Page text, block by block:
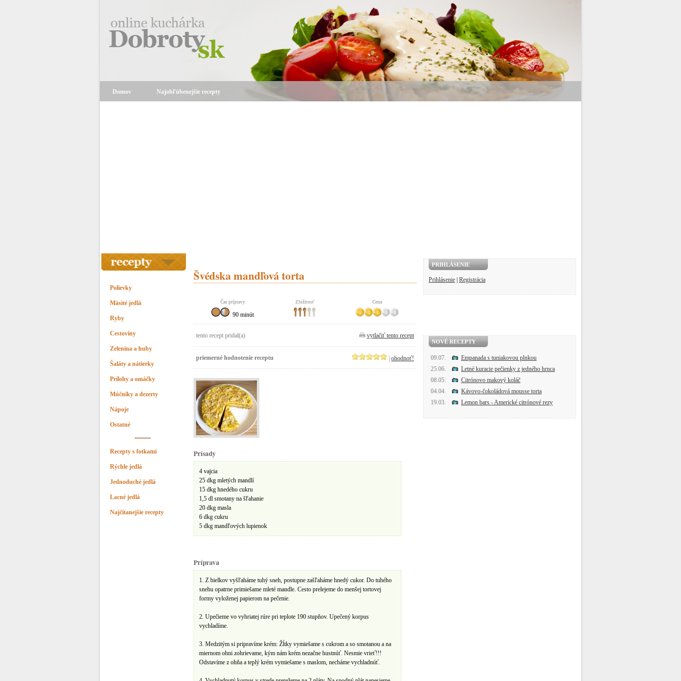
Domov Najobľúbenejšie recepty
Polievky
Mäsité jedlá
Ryby
Cestoviny
Zelenina a huby
Šaláty a nátierky
Prílohy a omáčky
Múčniky a dezerty
Nápoje
Ostatné
Recepty s fotkami
Rýchle jedlá
Jednoduché jedlá
Lacné jedlá
Najčítanejšie recepty
Švédska mandľová torta
Čas prípravy Zložitosť Cena
90 minút
tento recept pridal(a) vytlačiť tento recept
priemerné hodnotenie receptu ohodnoť!
Prísady
4 vajcia
25 dkg mletých mandlí
15 dkg hnedého cukru
1,5 dl smotany na šľahanie
20 dkg masla
6 dkg cukru
5 dkg mandľových lupienok
Príprava
1. Z bielkov vyšľaháme tuhý sneh, postupne zašľaháme hnedý cukor. Do tuhého
snehu opatrne primiešame mleté mandle. Cesto prelejeme do menšej tortovej
formy vyloženej papierom na pečenie.
2. Upečieme vo vyhriatej rúre pri teplote 190 stupňov. Upečený korpus
vychladíme.
3. Medzitým si pripravíme krém: Žĺtky vymiešame s cukrom a so smotanou a na
miernom ohni zohrievame, kým nám krém nezačne hustnúť. Nesmie vrieť!!!
Odstavíme z ohňa a teplý krém vymiešame s maslom, necháme vychladnúť.
PRIHLÁSENIE
Prihlásenie Registrácia
NOVÉ RECEPTY
09.07.
Empanada s tuniakovou plnkou
25.06.
Letné kuracie pečienky z jedného hrnca
08.05.
Citrónovo makový koláč
04.04.
Kávovo-čokoládová mousse torta
19.03.
Lemon bars - Americké citrónové rezy